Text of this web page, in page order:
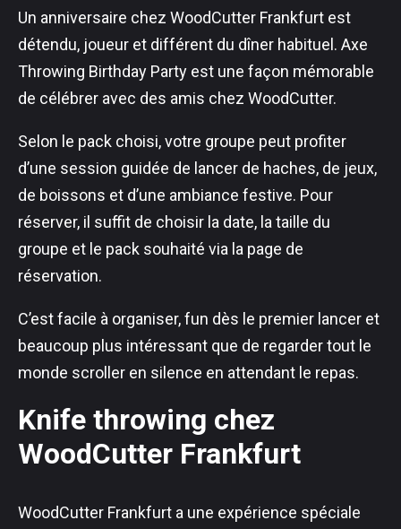
Un anniversaire chez WoodCutter Frankfurt est
détendu, joueur et différent du dîner habituel. Axe
Throwing Birthday Party est une façon mémorable
de célébrer avec des amis chez WoodCutter.
Selon le pack choisi, votre groupe peut profiter
d’une session guidée de lancer de haches, de jeux,
de boissons et d’une ambiance festive. Pour
réserver, il suffit de choisir la date, la taille du
groupe et le pack souhaité via la page de
réservation.
C’est facile à organiser, fun dès le premier lancer et
beaucoup plus intéressant que de regarder tout le
monde scroller en silence en attendant le repas.
Knife throwing chez
WoodCutter Frankfurt
WoodCutter Frankfurt a une expérience spéciale